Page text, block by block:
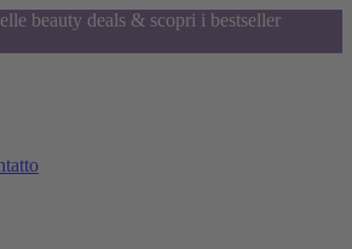
beauty deals & scopri i bestseller